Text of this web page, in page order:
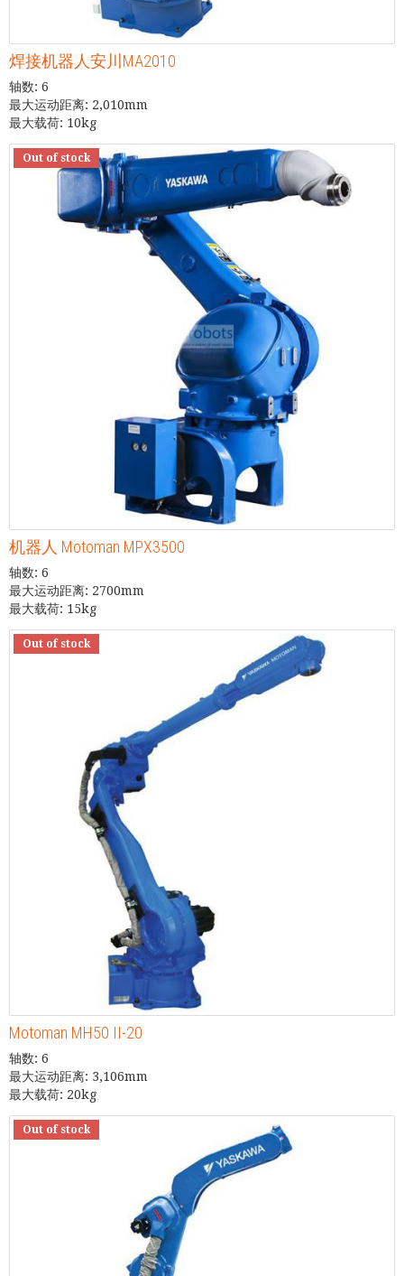
焊接机器人安川MA2010
轴数: 6
最大运动距离: 2,010mm
最大载荷: 10kg
Out of stock
机器人 Motoman MPX3500
轴数: 6
最大运动距离: 2700mm
最大载荷: 15kg
Out of stock
Motoman MH50 II-20
轴数: 6
最大运动距离: 3,106mm
最大载荷: 20kg
Out of stock